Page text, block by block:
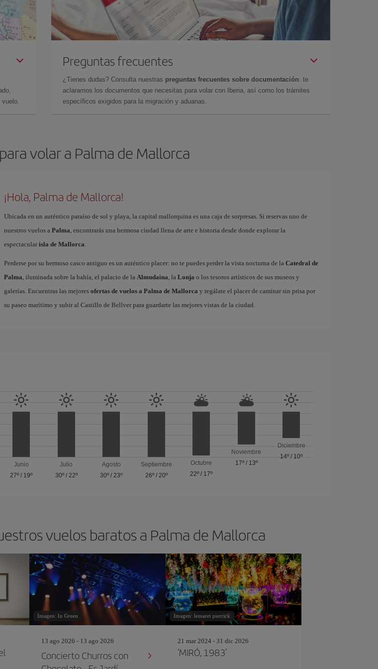
vuelo.
Preguntas frecuentes
¿Tienes dudas? Consulta nuestras preguntas frecuentes sobre documentación: te
aclaramos los documentos que necesitas para volar con Iberia, así como los trámites
específicos exigidos para la migración y aduanas.
volar a Palma de Mallorca
¡Hola, Palma de Mallorca!
Ubicada en un auténtico paraíso de sol y playa, la capital mallorquina es una caja de sorpresas. Si reservas uno de
nuestros vuelos a Palma, encontrarás una hermosa ciudad llena de arte e historia desde donde explorar la
espectacular isla de Mallorca.
Perderse por su hermoso casco antiguo es un auténtico placer: no te puedes perder la vista nocturna de la Catedral de
Palma, iluminada sobre la bahía, el palacio de la Almudaina, la Lonja o los tesoros artísticos de sus museos y
galerías. Encuentras las mejores ofertas de vuelos a Palma de Mallorca y regálate el placer de caminar sin prisa por
su paseo marítimo y subir al Castillo de Bellver para guardarte las mejores vistas de la ciudad.
Junio
27º / 19º
Julio
30º/ 22º
Agosto
30º /23º
Septiembre
26º/ 20º
Octubre
22º / 17º
Noviembre
17º/ 13º
Diciembre
14º / 10º
vuelos baratos a Palma de Mallorca
Imagen: In Green
13 ago 2026 - 13 ago 2026
Concierto Churros con
Imagen: lemaret pierrick
21 mar 2024 - 31 dic 2026
‘MIRÓ, 1983’